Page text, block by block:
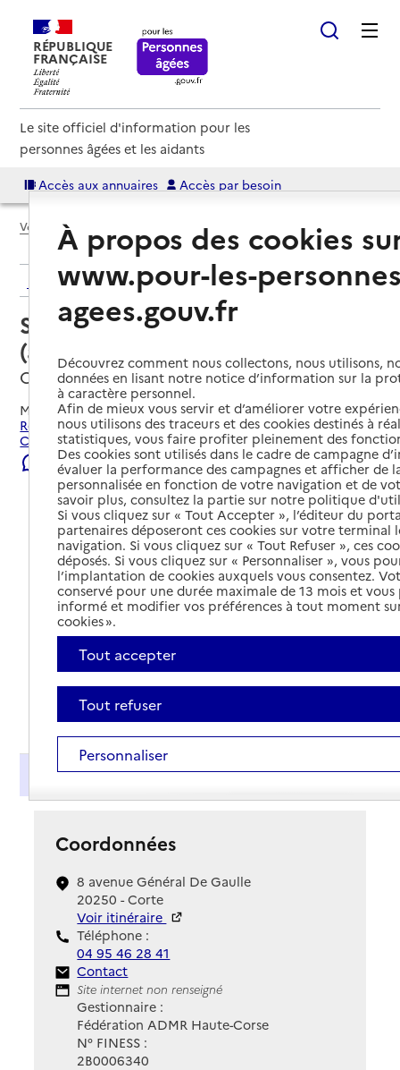
RÉPUBLIQUE
FRANÇAISE
Le site officiel d'information pour les
personnes âgées et les aidants
Accès aux annuaires Accès par besoin
Voir le fil d’Ariane
Retour aux résultats de l'annuaire
Service autonomie à domicile
(aide) – Services ADMR
Corte, HAUTE-CORSE
Mis à jour le07/08/2026
Rechercher les établissements et services autour de
Corte.
Signaler une erreur
Présentation
Coordonnées
8 avenue Général De Gaulle
20250 - Corte
Voir itinéraire
Téléphone :
04 95 46 28 41
Contact
Contact
Site Internet
Site internet non renseigné
Gestionnaire :
Fédération ADMR Haute-Corse
N° FINESS :
2B0006340
À propos des cookies
www.pour-les-
agees.gouv.fr
Découvrez comment nous collectons, nous utilisons,
données en lisant notre notice d’information sur la
à caractère personnel.
Afin de mieux vous servir et d’améliorer votre
nous utilisons des traceurs et des cookies destinés à
statistiques, vous faire profiter pleinement des
Des cookies sont utilisés dans le cadre de campagne
évaluer la performance des campagnes et afficher de
personnalisée en fonction de votre navigation et de
savoir plus, consultez la partie sur notre politique
Si vous cliquez sur « Tout Accepter », l’éditeur du
partenaires déposeront ces cookies sur votre terminal
navigation. Si vous cliquez sur « Tout Refuser », ces
déposés. Si vous cliquez sur « Personnaliser », vous
l’implantation de cookies auxquels vous consentez.
conservé pour une durée maximale de 13 mois et
informé et modifier vos préférences à tout moment
cookies ».
Tout accepter
Tout refuser
Personnaliser